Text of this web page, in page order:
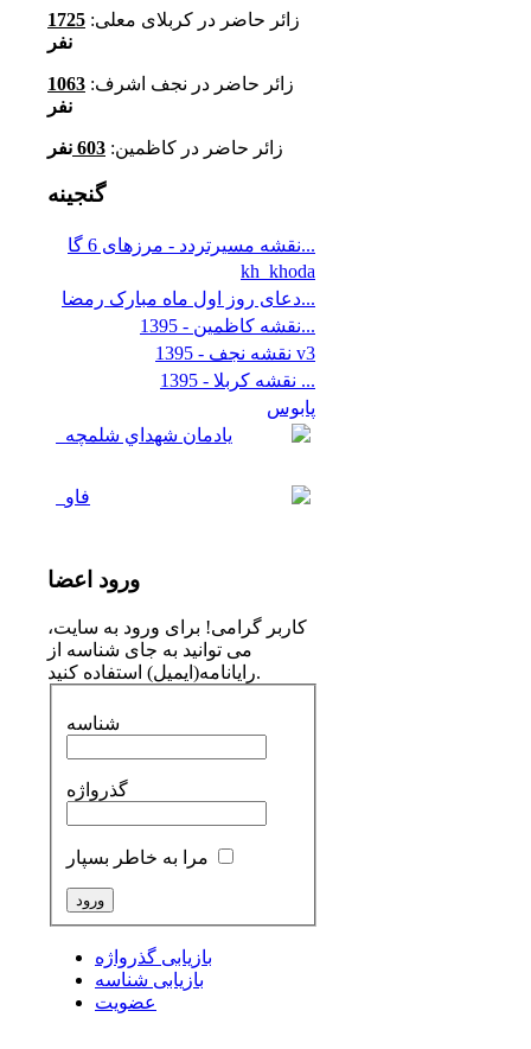
زائر حاضر در کربلای معلی: 1725
نفر
زائر حاضر در نجف اشرف: 1063
نفر
زائر حاضر در کاظمین: 603 نفر
گنجینه
نقشه مسیرتردد - مرزهای 6 گا...
kh_khoda
دعای روز اول ماه مبارک رمضا...
نقشه کاظمین - 1395...
نقشه نجف - 1395 v3
نقشه کربلا - 1395 ...
پابوس
يادمان شهداي شلمچه
فاو
ورود اعضا
کاربر گرامی! برای ورود به سایت،
می توانید به جای شناسه از
رایانامه(ایمیل) استفاده کنید.
شناسه
گذرواژه
بازیابی گذرواژه
بازیابی شناسه
عضویت